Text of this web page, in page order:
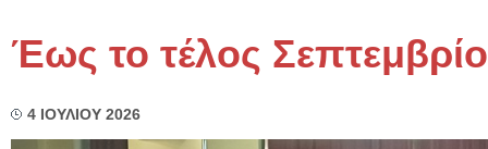
Έως το τέλος
4 ΙΟΥΛΙΟΥ 2026